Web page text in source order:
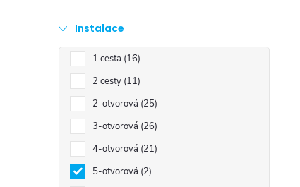
Instalace
1 cesta 16
2 cesty 11
2-otvorová 25
3-otvorová 26
4-otvorová 21
5-otvorová 2